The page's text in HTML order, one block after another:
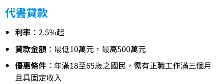
代書貸款
利率：2.5%起
貸款金額：最低10萬元，最高500萬元
優惠條件：年滿18至65歲之國民，需有正職工作滿三個月
且具固定收入